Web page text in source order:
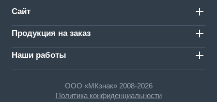
Сайт
Продукция на заказ
Наши работы
ООО «МКзнак» 2008-2026
Политика конфиденциальности